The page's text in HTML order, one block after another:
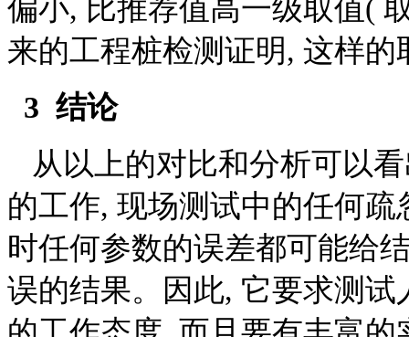
偏小, 比推荐值高一级取值(
来的工程桩检测证明, 这样的
3 结论
从以上的对比和分析可以
的工作, 现场测试中的任何
时任何参数的误差都可能给
误的结果。因此, 它要求测